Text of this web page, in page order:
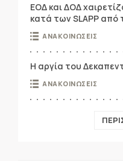
ΕΟΔ και ΔΟΔ
κατά των SLAPP από
ΑΝΑΚΟΙΝΩΣΕΙΣ
Η αργία του
ΑΝΑΚΟΙΝΩΣΕΙΣ